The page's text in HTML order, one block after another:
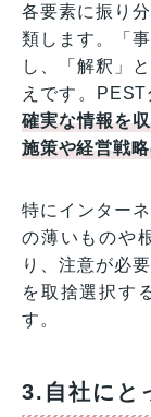
各要素に振り
類します。「
し、「解釈」
えです。
確実な情報を
施策や経営戦
特にインター
の薄いものや
り、注意が必
を取捨選択す
す。
3.自社にと